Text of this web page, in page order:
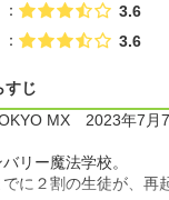
3.6
3.6
すじ
MX 2023年7月
リー魔法学校。
に２割の生徒が、再